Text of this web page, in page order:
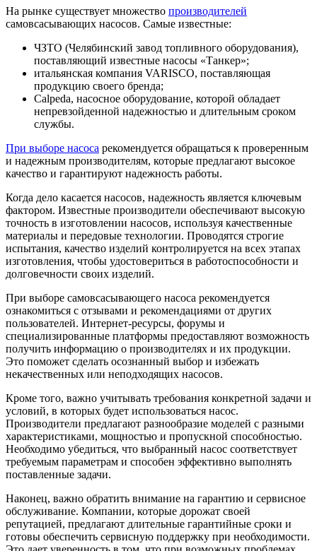
На рынке существует множество производителей
самовсасывающих насосов. Самые известные:
ЧЗТО (Челябинский завод топливного оборудования),
поставляющий известные насосы «Танкер»;
итальянская компания VARISCO, поставляющая
продукцию своего бренда;
Calpeda, насосное оборудование, которой обладает
непревзойденной надежностью и длительным сроком
службы.
При выборе насоса рекомендуется обращаться к проверенным
и надежным производителям, которые предлагают высокое
качество и гарантируют надежность работы.
Когда дело касается насосов, надежность является ключевым
фактором. Известные производители обеспечивают высокую
точность в изготовлении насосов, используя качественные
материалы и передовые технологии. Проводятся строгие
испытания, качество изделий контролируется на всех этапах
изготовления, чтобы удостовериться в работоспособности и
долговечности своих изделий.
При выборе самовсасывающего насоса рекомендуется
ознакомиться с отзывами и рекомендациями от других
пользователей. Интернет-ресурсы, форумы и
специализированные платформы предоставляют возможность
получить информацию о производителях и их продукции.
Это поможет сделать осознанный выбор и избежать
некачественных или неподходящих насосов.
Кроме того, важно учитывать требования конкретной задачи и
условий, в которых будет использоваться насос.
Производители предлагают разнообразие моделей с разными
характеристиками, мощностью и пропускной способностью.
Необходимо убедиться, что выбранный насос соответствует
требуемым параметрам и способен эффективно выполнять
поставленные задачи.
Наконец, важно обратить внимание на гарантию и сервисное
обслуживание. Компании, которые дорожат своей
репутацией, предлагают длительные гарантийные сроки и
готовы обеспечить сервисную поддержку при необходимости.